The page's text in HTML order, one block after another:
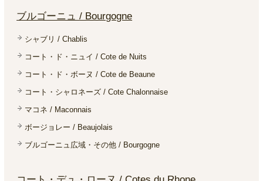
ブルゴーニュ / Bourgogne
シャブリ / Chablis
コート・ド・ニュイ / Cote de Nuits
コート・ド・ボーヌ / Cote de Beaune
コート・シャロネーズ / Cote Chalonnaise
マコネ / Maconnais
ボージョレー / Beaujolais
ブルゴーニュ広域・その他 / Bourgogne